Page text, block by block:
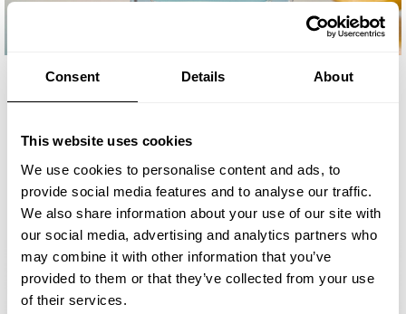
Consent Details About
This website uses cookies
We use cookies to personalise content and ads, to
provide social media features and to analyse our traffic.
We also share information about your use of our site with
our social media, advertising and analytics partners who
may combine it with other information that you’ve
provided to them or that they’ve collected from your use
of their services.